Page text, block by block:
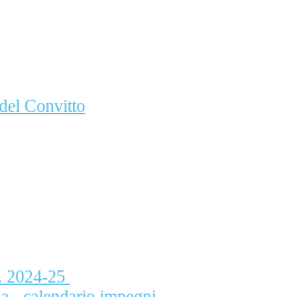
Convitto
2024-25